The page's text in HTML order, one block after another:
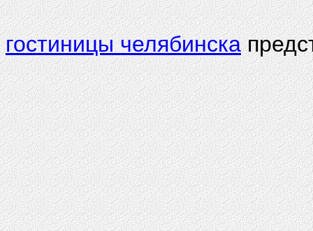
гостиницы челябинска